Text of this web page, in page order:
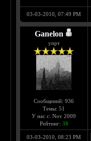
03-03-2010, 07:49 PM
Ganelon
упрт
Сообщений: 936
Темы: 51
У нас с: Nov 2009
Рейтинг: 38
03-03-2010, 08:23 PM